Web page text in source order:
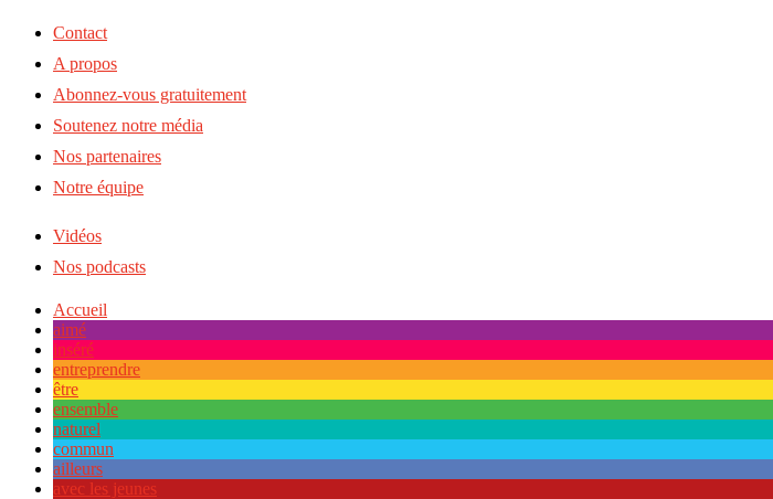
Contact
A propos
Abonnez-vous gratuitement
Soutenez notre média
Nos partenaires
Notre équipe
Vidéos
Nos podcasts
Accueil
aimé
inséré
entreprendre
être
ensemble
naturel
commun
ailleurs
avec les jeunes